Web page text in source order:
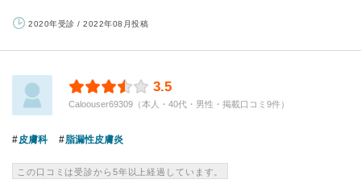
2020年受診 / 2022年08月投稿
3.5
Caloouser69309（本人・40代・男性・掲載口コミ9件）
皮膚科 脂漏性皮膚炎
この口コミは受診から5年以上経過しています。